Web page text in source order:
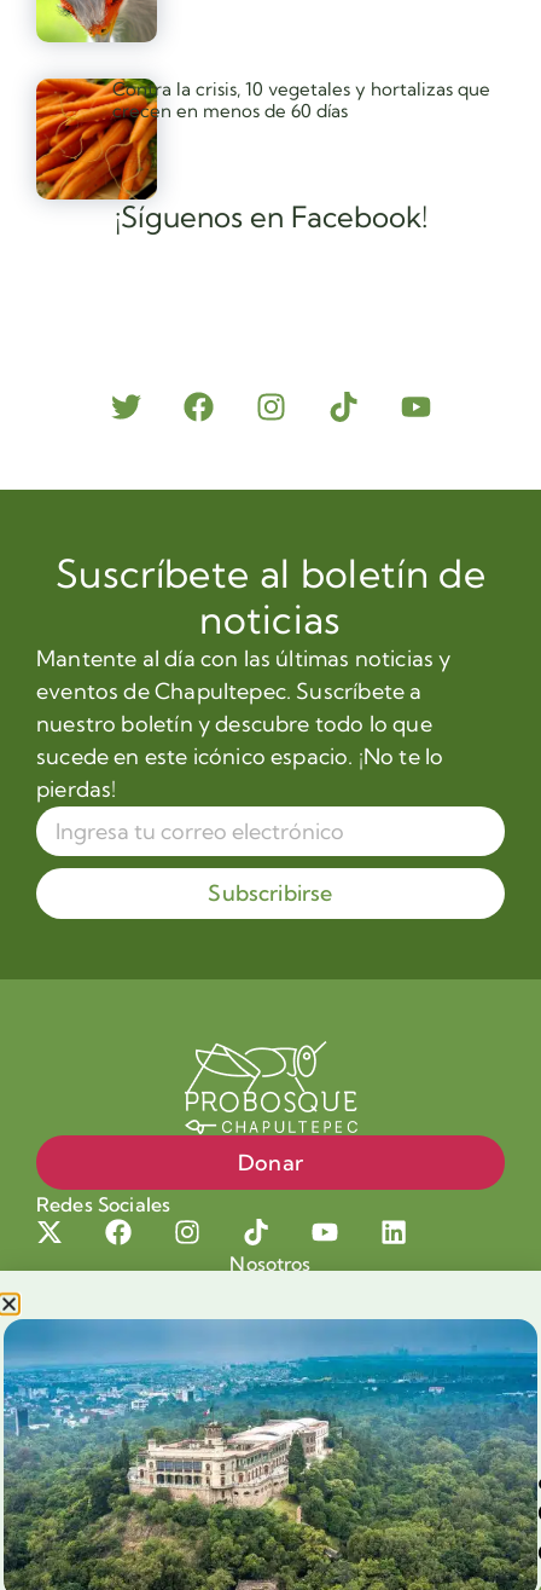
¡Síguenos en Facebook!
Contra la crisis, 10 vegetales y hortalizas que
crecen en menos de 60 días
Suscríbete al boletín de
noticias
Mantente al día con las últimas noticias y
eventos de Chapultepec. Suscríbete a
nuestro boletín y descubre todo lo que
sucede en este icónico espacio. ¡No te lo
pierdas!
Subscribirse
Donar
Redes Sociales
Nosotros
Nuestra Causa
Productos con Causa
Blog
Voluntariado Chapultepec
Aliados
Legales